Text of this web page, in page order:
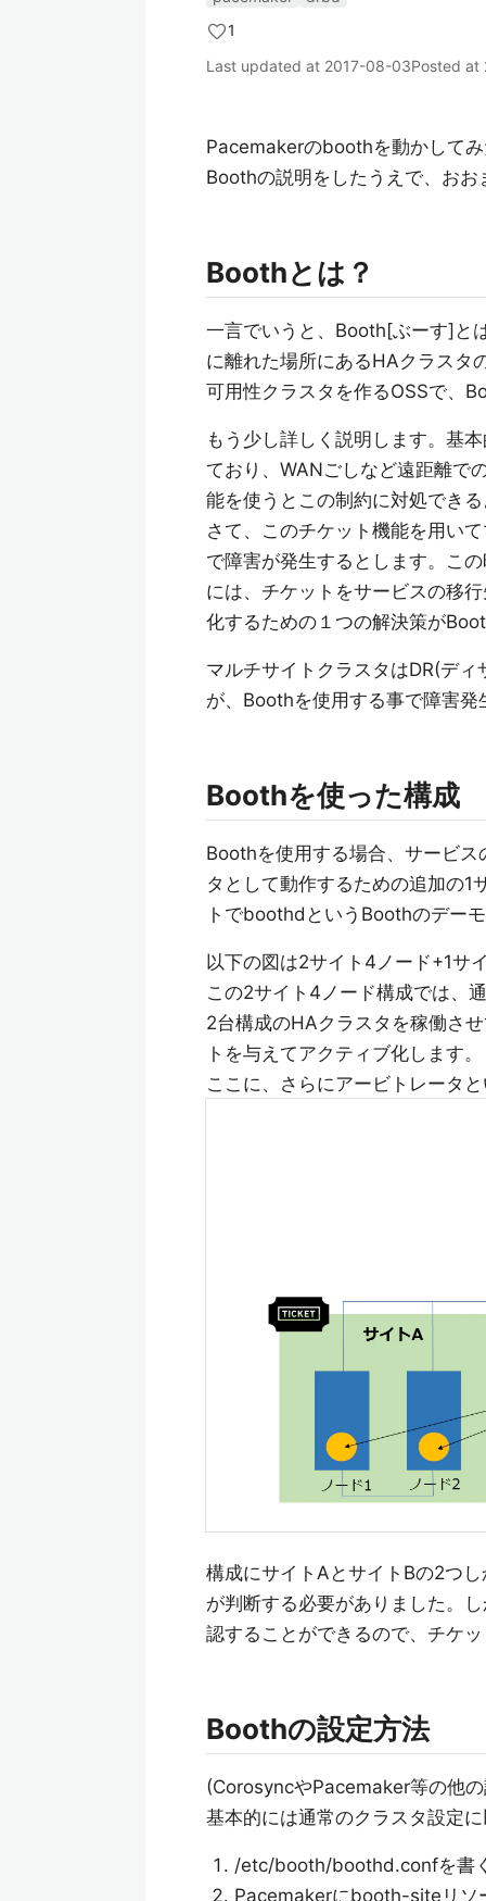
1
Last updated at 2017-08-03Posted at
Pacemakerのboothを動かして
Boothの説明をしたうえで、お
Boothとは？
一言でいうと、Booth[ぶーす]と
に離れた場所にあるHAクラスタ
可用性クラスタを作るOSSで、
もう少し詳しく説明します。基
ており、WANごしなど遠距離で
能を使うとこの制約に対処でき
さて、このチケット機能を用い
で障害が発生するとします。こ
には、チケットをサービスの移
化するための１つの解決策が
マルチサイトクラスタはDR(デ
が、Boothを使用する事で障害
Boothを使った構成
Boothを使用する場合、サービ
タとして動作するための追加の1
トでboothdというBoothのデー
以下の図は2サイト4ノード+1サ
この2サイト4ノード構成では、
2台構成のHAクラスタを稼働さ
トを与えてアクティブ化します。
ここに、さらにアービトレータ
構成にサイトAとサイトBの2つ
が判断する必要がありました。
認することができるので、チケ
Boothの設定方法
(CorosyncやPacemaker等の他
基本的には通常のクラスタ設定
/etc/booth/boothd.confを書
Pacemakerにbooth-siteリソ